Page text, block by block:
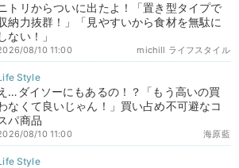
トリからついに出たよ！「置き型タイプで
納力抜群！」「見やすいから食材を無駄に
しない！」
michill ライフスタイル
08/10 11:00
…ダイソーにもあるの！？「もう高いの買
なくて良いじゃん！」買い占め不可避なコ
パ商品
海原藍
08/10 11:00